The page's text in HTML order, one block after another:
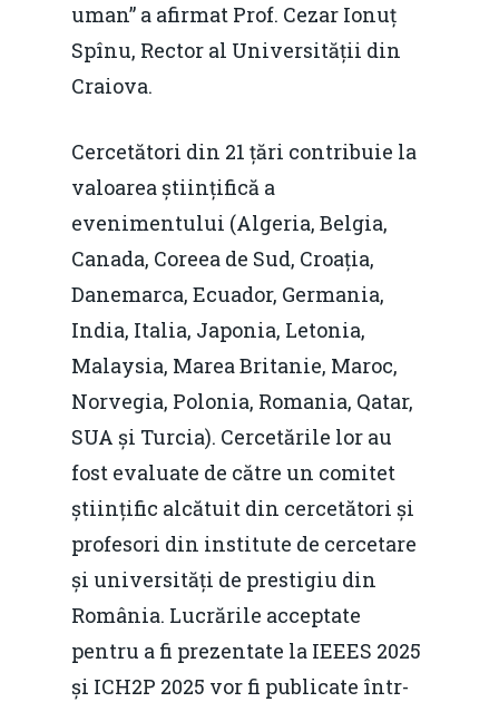
uman” a afirmat Prof. Cezar Ionuț
Spînu, Rector al Universității din
Craiova.
Cercetători din 21 țări contribuie la
valoarea științifică a
evenimentului (Algeria, Belgia,
Canada, Coreea de Sud, Croația,
Danemarca, Ecuador, Germania,
India, Italia, Japonia, Letonia,
Malaysia, Marea Britanie, Maroc,
Norvegia, Polonia, Romania, Qatar,
SUA și Turcia). Cercetările lor au
fost evaluate de către un comitet
științific alcătuit din cercetători și
profesori din institute de cercetare
și universități de prestigiu din
România. Lucrările acceptate
pentru a fi prezentate la IEEES 2025
și ICH2P 2025 vor fi publicate într-